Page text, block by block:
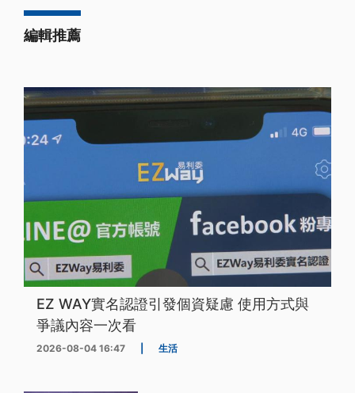
編輯推薦
EZ WAY實名認證引發個資疑慮 使用方式與
爭議內容一次看
2026-08-04 16:47 生活